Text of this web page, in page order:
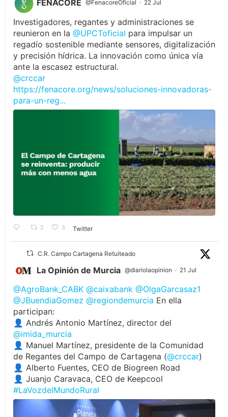
FENACORE @FenacoreOficial · 22 Jul
Investigadores, regantes y administraciones se
reunieron en la @UPCToficial para impulsar un
regadío sostenible mediante sensores, digitalización
y precisión hídrica. La innovación como única vía
ante la escasez estructural.
@crccar
https://fenacore.org/news/soluciones-innovadoras-
para-un-reg...
2 3 Twitter
C.R. Campo Cartagena Retuiteado
La Opinión de Murcia @diariolaopinion · 21 Jul
@AgroBank_CABK @caixabank @OlgaGarcasaz1
@JBuendiaGomez @regiondemurcia En ella
participan:
👤 Andrés Antonio Martínez, director del
@imida_murcia
👤 Manuel Martínez, presidente de la Comunidad
de Regantes del Campo de Cartagena (@crccar)
👤 Alberto Fuentes, CEO de Biogreen Road
👤 Juanjo Caravaca, CEO de Keepcool
#LaVozdelMundoRural